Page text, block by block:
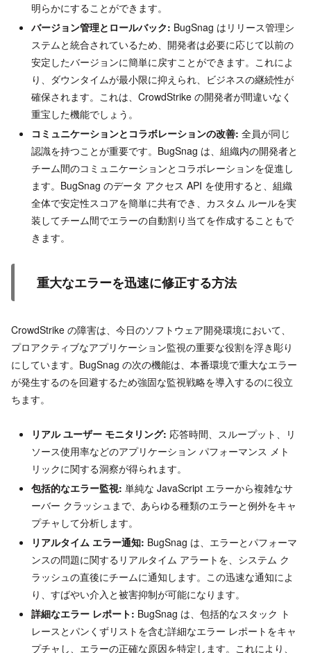
明らかにすることができます。
バージョン管理とロールバック: BugSnag はリリース管理シ
ステムと統合されているため、開発者は必要に応じて以前の
安定したバージョンに簡単に戻すことができます。これによ
り、ダウンタイムが最小限に抑えられ、ビジネスの継続性が
確保されます。これは、CrowdStrike の開発者が間違いなく
重宝した機能でしょう。
コミュニケーションとコラボレーションの改善: 全員が同じ
認識を持つことが重要です。BugSnag は、組織内の開発者と
チーム間のコミュニケーションとコラボレーションを促進し
ます。BugSnag のデータ アクセス API を使用すると、組織
全体で安定性スコアを簡単に共有でき、カスタム ルールを実
装してチーム間でエラーの自動割り当てを作成することもで
きます。
重大なエラーを迅速に修正する方法
CrowdStrike の障害は、今日のソフトウェア開発環境において、
プロアクティブなアプリケーション監視の重要な役割を浮き彫り
にしています。BugSnag の次の機能は、本番環境で重大なエラー
が発生するのを回避するため強固な監視戦略を導入するのに役立
ちます。
リアル ユーザー モニタリング: 応答時間、スループット、リ
ソース使用率などのアプリケーション パフォーマンス メト
リックに関する洞察が得られます。
包括的なエラー監視: 単純な JavaScript エラーから複雑なサ
ーバー クラッシュまで、あらゆる種類のエラーと例外をキャ
プチャして分析します。
リアルタイム エラー通知: BugSnag は、エラーとパフォーマ
ンスの問題に関するリアルタイム アラートを、システム ク
ラッシュの直後にチームに通知します。この迅速な通知によ
り、すばやい介入と被害抑制が可能になります。
詳細なエラー レポート: BugSnag は、包括的なスタック ト
レースとパンくずリストを含む詳細なエラー レポートをキャ
プチャし、エラーの正確な原因を特定します。これにより、